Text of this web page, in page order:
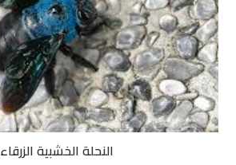
النحلة الخشبية الزرقاء